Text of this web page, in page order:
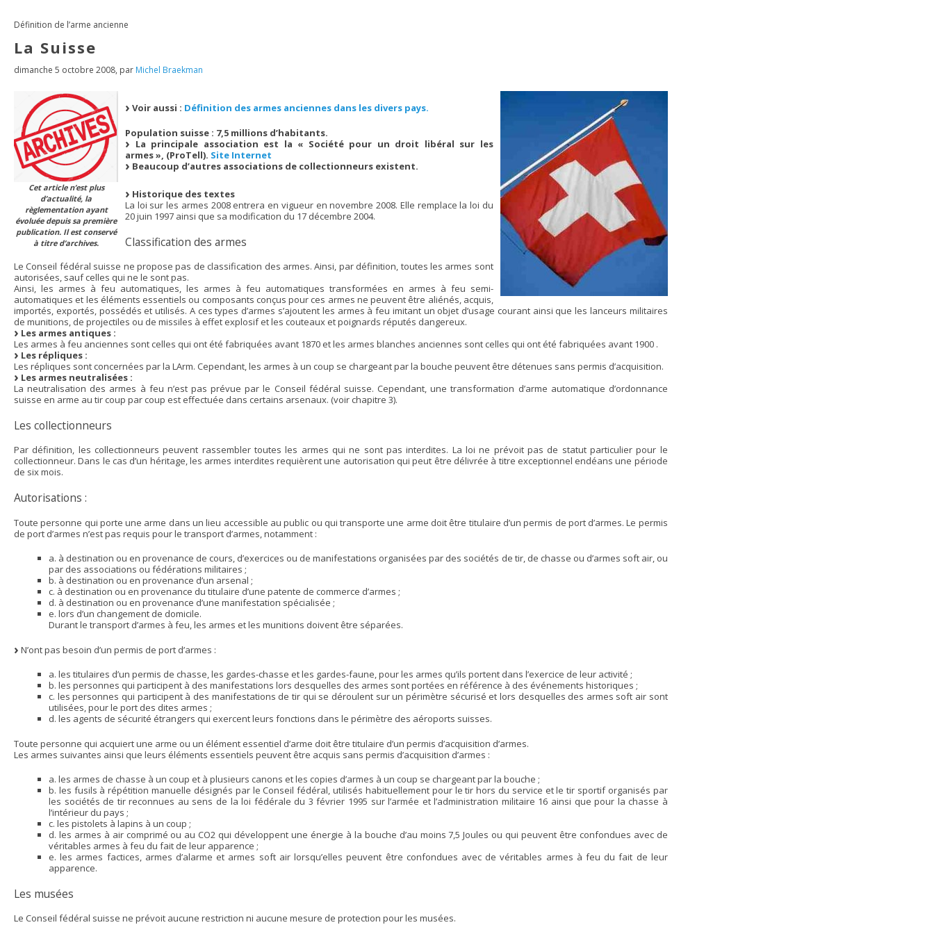
Définition de l’arme ancienne
La Suisse
dimanche 5 octobre 2008, par Michel Braekman
Cet article n’est plus
d’actualité, la
règlementation ayant
évoluée depuis sa première
publication. Il est conservé
à titre d’archives.
Voir aussi : Définition des armes anciennes dans les divers pays.
Population suisse : 7,5 millions d’habitants.
La principale association est la « Société pour un droit libéral sur les
armes », (ProTell). Site Internet
Beaucoup d’autres associations de collectionneurs existent.
Historique des textes
La loi sur les armes 2008 entrera en vigueur en novembre 2008. Elle remplace la loi du
20 juin 1997 ainsi que sa modification du 17 décembre 2004.
Classification des armes
Le Conseil fédéral suisse ne propose pas de classification des armes. Ainsi, par définition, toutes les armes sont
autorisées, sauf celles qui ne le sont pas.
Ainsi, les armes à feu automatiques, les armes à feu automatiques transformées en armes à feu semi-
automatiques et les éléments essentiels ou composants conçus pour ces armes ne peuvent être aliénés, acquis,
importés, exportés, possédés et utilisés. A ces types d’armes s’ajoutent les armes à feu imitant un objet d’usage courant ainsi que les lanceurs militaires
de munitions, de projectiles ou de missiles à effet explosif et les couteaux et poignards réputés dangereux.
Les armes antiques :
Les armes à feu anciennes sont celles qui ont été fabriquées avant 1870 et les armes blanches anciennes sont celles qui ont été fabriquées avant 1900 .
Les répliques :
Les répliques sont concernées par la LArm. Cependant, les armes à un coup se chargeant par la bouche peuvent être détenues sans permis d’acquisition.
Les armes neutralisées :
La neutralisation des armes à feu n’est pas prévue par le Conseil fédéral suisse. Cependant, une transformation d’arme automatique d’ordonnance
suisse en arme au tir coup par coup est effectuée dans certains arsenaux. (voir chapitre 3).
Les collectionneurs
Par définition, les collectionneurs peuvent rassembler toutes les armes qui ne sont pas interdites. La loi ne prévoit pas de statut particulier pour le
collectionneur. Dans le cas d’un héritage, les armes interdites requièrent une autorisation qui peut être délivrée à titre exceptionnel endéans une période
de six mois.
Autorisations :
Toute personne qui porte une arme dans un lieu accessible au public ou qui transporte une arme doit être titulaire d’un permis de port d’armes. Le permis
de port d’armes n’est pas requis pour le transport d’armes, notamment :
a. à destination ou en provenance de cours, d’exercices ou de manifestations organisées par des sociétés de tir, de chasse ou d’armes soft air, ou
par des associations ou fédérations militaires ;
b. à destination ou en provenance d’un arsenal ;
c. à destination ou en provenance du titulaire d’une patente de commerce d’armes ;
d. à destination ou en provenance d’une manifestation spécialisée ;
e. lors d’un changement de domicile.
Durant le transport d’armes à feu, les armes et les munitions doivent être séparées.
N’ont pas besoin d’un permis de port d’armes :
a. les titulaires d’un permis de chasse, les gardes-chasse et les gardes-faune, pour les armes qu’ils portent dans l’exercice de leur activité ;
b. les personnes qui participent à des manifestations lors desquelles des armes sont portées en référence à des événements historiques ;
c. les personnes qui participent à des manifestations de tir qui se déroulent sur un périmètre sécurisé et lors desquelles des armes soft air sont
utilisées, pour le port des dites armes ;
d. les agents de sécurité étrangers qui exercent leurs fonctions dans le périmètre des aéroports suisses.
Toute personne qui acquiert une arme ou un élément essentiel d’arme doit être titulaire d’un permis d’acquisition d’armes.
Les armes suivantes ainsi que leurs éléments essentiels peuvent être acquis sans permis d’acquisition d’armes :
a. les armes de chasse à un coup et à plusieurs canons et les copies d’armes à un coup se chargeant par la bouche ;
b. les fusils à répétition manuelle désignés par le Conseil fédéral, utilisés habituellement pour le tir hors du service et le tir sportif organisés par
les sociétés de tir reconnues au sens de la loi fédérale du 3 février 1995 sur l’armée et l’administration militaire 16 ainsi que pour la chasse à
l’intérieur du pays ;
c. les pistolets à lapins à un coup ;
d. les armes à air comprimé ou au CO2 qui développent une énergie à la bouche d’au moins 7,5 Joules ou qui peuvent être confondues avec de
véritables armes à feu du fait de leur apparence ;
e. les armes factices, armes d’alarme et armes soft air lorsqu’elles peuvent être confondues avec de véritables armes à feu du fait de leur
apparence.
Les musées
Le Conseil fédéral suisse ne prévoit aucune restriction ni aucune mesure de protection pour les musées.